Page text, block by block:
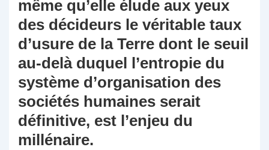
même qu’elle élude aux yeux
des décideurs le véritable taux
d’usure de la Terre dont le seuil
au-delà duquel l’entropie du
système d’organisation des
sociétés humaines serait
définitive, est l’enjeu du
millénaire.